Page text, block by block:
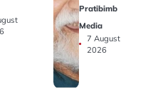
Pratibimb
Media
7 August
2026